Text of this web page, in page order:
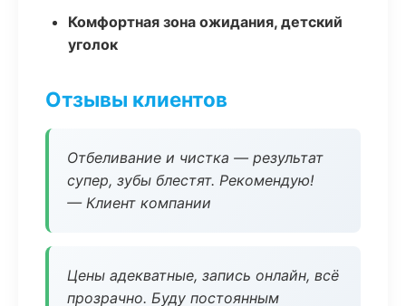
Комфортная зона ожидания, детский
уголок
Отзывы клиентов
Отбеливание и чистка — результат
супер, зубы блестят. Рекомендую!
— Клиент компании
Цены адекватные, запись онлайн, всё
прозрачно. Буду постоянным